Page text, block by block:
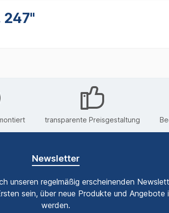
transparente Preisgestaltung
Newsletter
unseren regelmäßig erscheinenden
sein, über neue Produkte und Angebote
werden.